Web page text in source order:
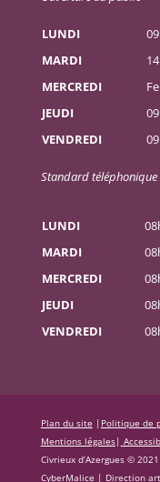
LUNDI
MARDI
MERCREDI
JEUDI
VENDREDI
Standard téléphonique
LUNDI
MARDI
MERCREDI
JEUDI
VENDREDI
Plan du site | Politique de
Mentions légales|
Civrieux d’Azergues ©
CyberMalice | Direction